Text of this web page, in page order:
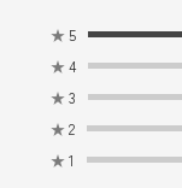
★ 5
★ 4
★ 3
★ 2
★ 1